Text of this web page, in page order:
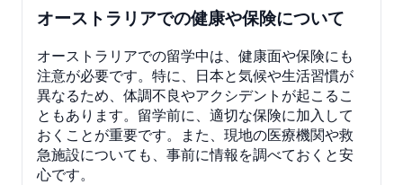
オーストラリアでの健康や保険について
オーストラリアでの留学中は、健康面や保険にも
注意が必要です。特に、日本と気候や生活習慣が
異なるため、体調不良やアクシデントが起こるこ
ともあります。留学前に、適切な保険に加入して
おくことが重要です。また、現地の医療機関や救
急施設についても、事前に情報を調べておくと安
心です。